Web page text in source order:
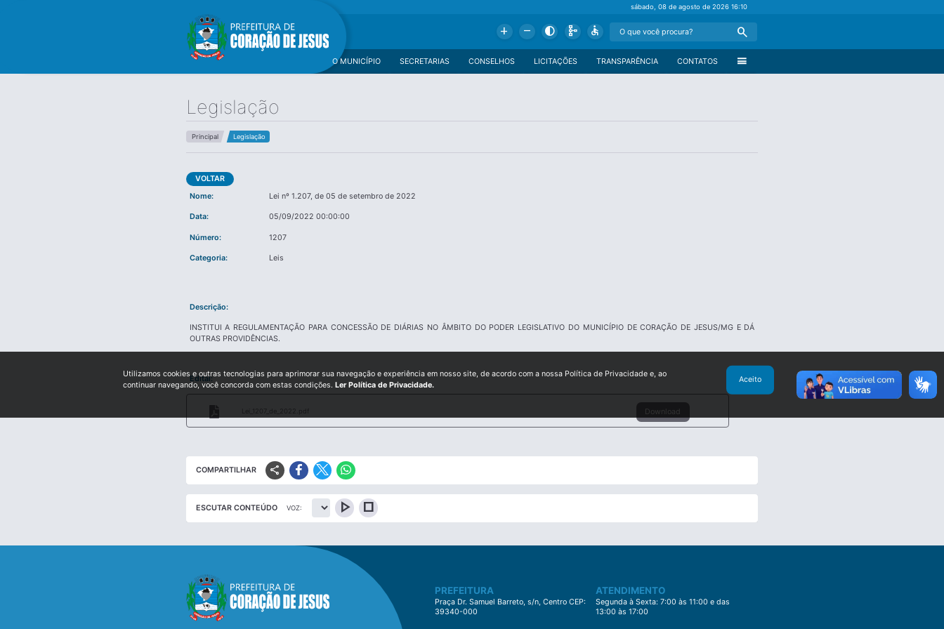
sábado, 08 de agosto de 202616:10
Add Remove Contrast Schema Accessible Search
menu
CONTATOS
TRANSPARÊNCIA
LICITAÇÕES
CONSELHOS
SECRETARIAS
O MUNICÍPIO
Legislação
Principal Legislação
VOLTAR
Nome:
Lei nº 1.207, de 05 de setembro de 2022
Data: 05/09/2022 00:00:00
Número: 1207
Categoria: Leis
Descrição:
INSTITUI A REGULAMENTAÇÃO PARA CONCESSÃO DE DIÁRIAS NO ÂMBITO DO PODER LEGISLATIVO DO MUNICÍPIO DE CORAÇÃO DE JESUS/MG E DÁ
OUTRAS PROVIDÊNCIAS.
Edital:
Lei_1207_de_2022.pdf Download
COMPARTILHAR share
ESCUTAR CONTEÚDO VOZ: play_arrow stop
PREFEITURA
Praça Dr. Samuel Barreto, s/n, Centro CEP:
39340-000
ATENDIMENTO
Segunda à Sexta: 7:00 às 11:00 e das
13:00 às 17:00
Utilizamos cookies e outras tecnologias para aprimorar sua navegação e experiência em nosso site, de acordo com a nossa Política de Privacidade e, ao
continuar navegando, você concorda com estas condições. Ler Política de Privacidade.
Aceito